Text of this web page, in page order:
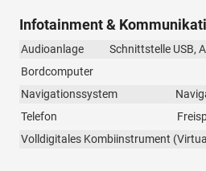
Infotainment &
Audioanlage
Schnittstelle USB,
Bordcomputer
Navigationssystem
Telefon
Volldigitales Kombiinstrument